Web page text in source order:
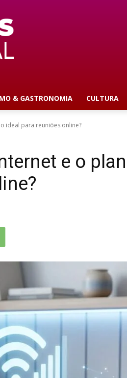
& GASTRONOMIA CULTURA
ideal para reuniões online?
e o